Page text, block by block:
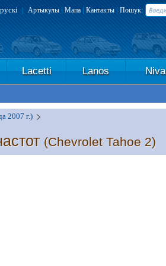
| Артыкулы | Мапа | Кантакты | Пошук:
Lacetti Lanos Niva
2007 г.)
(Chevrolet Tahoe 2)